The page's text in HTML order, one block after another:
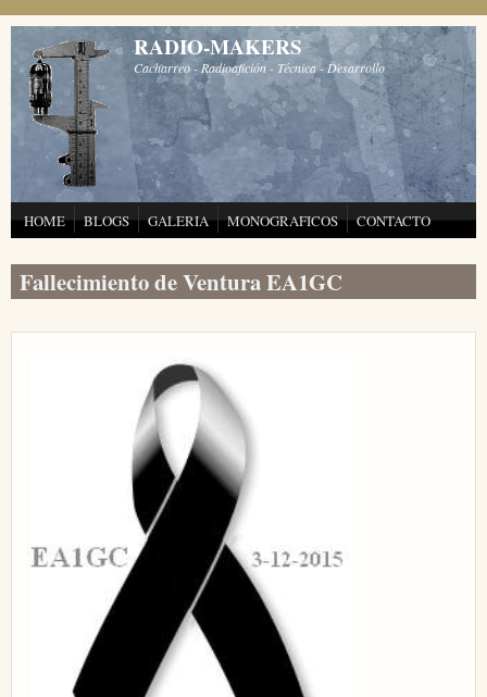
Pasar al contenido principal
RADIO-MAKERS
Cacharreo - Radioafición - Técnica - Desarrollo
HOME BLOGS GALERIA MONOGRAFICOS CONTACTO
Fallecimiento de Ventura EA1GC